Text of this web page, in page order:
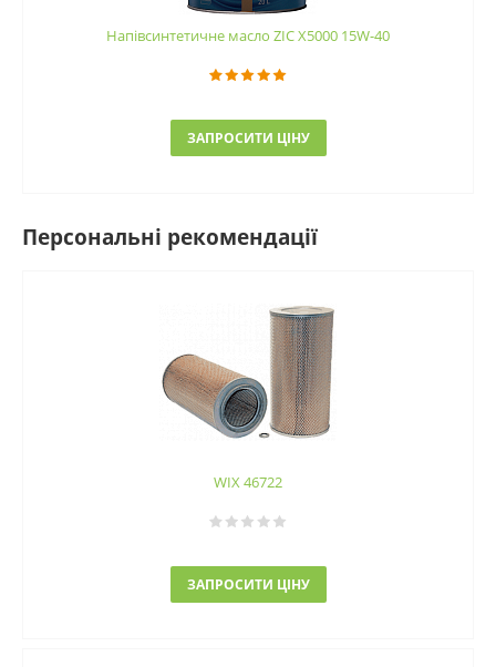
Напівсинтетичне масло ZIC X5000 15W-40
ЗАПРОСИТИ ЦІНУ
Персональні рекомендації
WIX 46722
ЗАПРОСИТИ ЦІНУ